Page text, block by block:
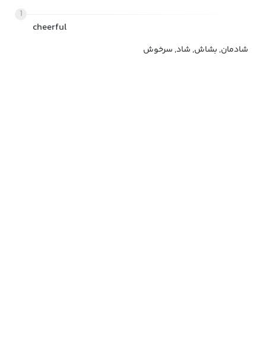
1
cheerful
شادمان, بشاش, شاد, سرخوش